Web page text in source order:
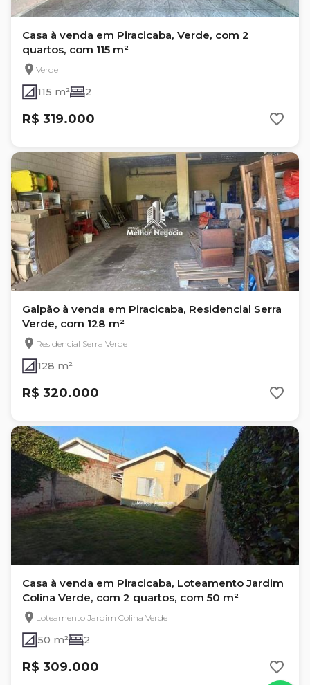
Casa à venda em Piracicaba, Verde, com 2
quartos, com 115 m²
Verde
115 m² 2
R$ 319.000
Galpão à venda em Piracicaba, Residencial Serra
Verde, com 128 m²
Residencial Serra Verde
128 m²
R$ 320.000
Casa à venda em Piracicaba, Loteamento Jardim
Colina Verde, com 2 quartos, com 50 m²
Loteamento Jardim Colina Verde
50 m² 2
R$ 309.000